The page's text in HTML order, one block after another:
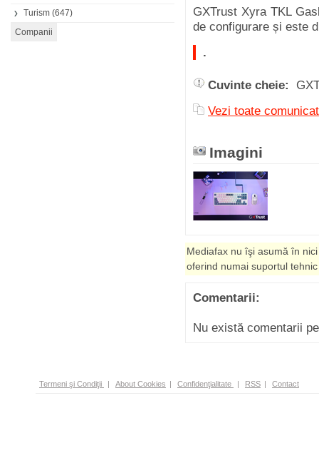
Turism (647)
GXTrust Xyra TKL
de configurare și este
.
Cuvinte cheie:
Vezi toate
Imagini
Mediafax nu îşi asumă în
oferind numai suportul
Comentarii:
Nu există comentarii
Termeni şi Condiţii | About Cookies | Confidenţialitate | RSS | Contact